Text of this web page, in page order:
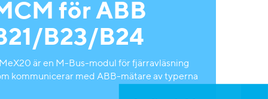
för ABB
B23/B24
är en M-Bus-modul för fjärravläsning
kommunicerar med ABB-mätare av typerna